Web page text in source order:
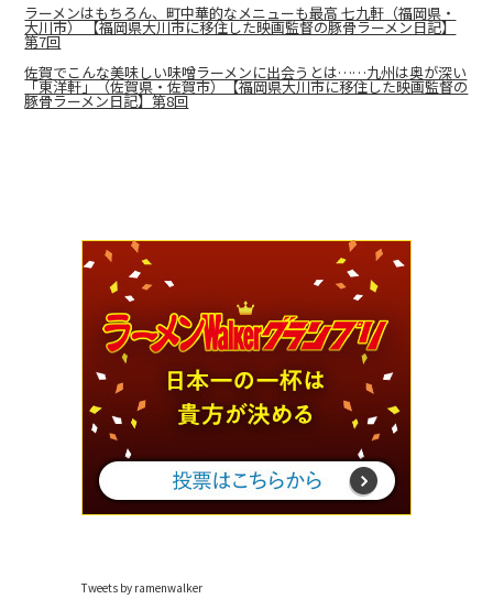
ラーメンはもちろん、町中華的なメニューも最高 七九軒（福岡県・
大川市） 【福岡県大川市に移住した映画監督の豚骨ラーメン日記】
第7回
佐賀でこんな美味しい味噌ラーメンに出会うとは……九州は奥が深い
「東洋軒」（佐賀県・佐賀市）【福岡県大川市に移住した映画監督の
豚骨ラーメン日記】第8回
Tweets by ramenwalker